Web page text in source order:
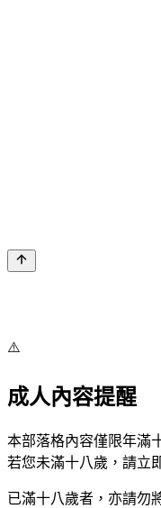
⚠️
成人內容提醒
本部落格內容僅限年滿
若您未滿十八歲，請立
已滿十八歲者，亦請勿